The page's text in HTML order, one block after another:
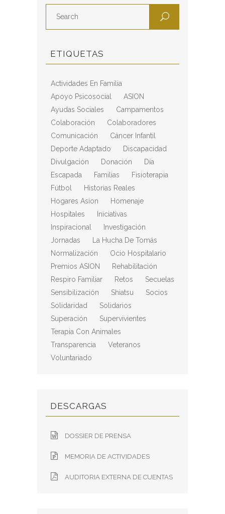
ETIQUETAS
Actividades En Familia
Apoyo Psicosocial
ASION
Ayudas Sociales
Campamentos
Colaboración
Colaboradores
Comunicación
Cáncer Infantil
Deporte Adaptado
Discapacidad
Divulgación
Donación
Día
Escapada
Familias
Fisioterapia
Fútbol
Historias Reales
Hogares Asion
Homenaje
Hospitales
Iniciativas
Inspiracional
Investigación
Jornadas
La Hucha De Tomás
Normalización
Ocio Hospitalario
Premios ASION
Rehabilitación
Respiro Familiar
Retos
Secuelas
Sensibilización
Shiatsu
Socios
Solidaridad
Solidarios
Superación
Supervivientes
Terapia Con Animales
Transparencia
Veteranos
Voluntariado
DESCARGAS
DOSSIER DE PRENSA
MEMORIA DE ACTIVIDADES
AUDITORIA EXTERNA DE CUENTAS